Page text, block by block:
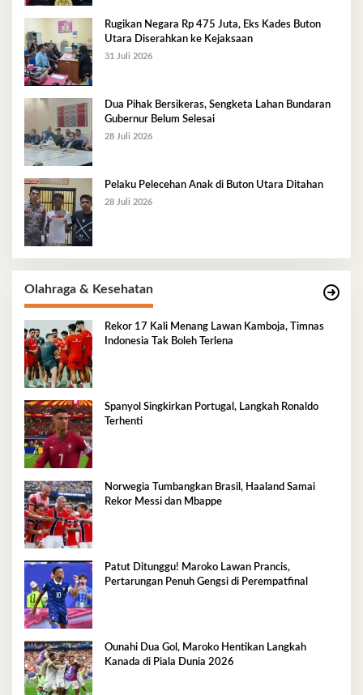
Rugikan Negara Rp 475 Juta, Eks Kades Buton
Utara Diserahkan ke Kejaksaan
31 Juli 2026
Dua Pihak Bersikeras, Sengketa Lahan Bundaran
Gubernur Belum Selesai
28 Juli 2026
Pelaku Pelecehan Anak di Buton Utara Ditahan
28 Juli 2026
Olahraga & Kesehatan
Rekor 17 Kali Menang Lawan Kamboja, Timnas
Indonesia Tak Boleh Terlena
Spanyol Singkirkan Portugal, Langkah Ronaldo
Terhenti
Norwegia Tumbangkan Brasil, Haaland Samai
Rekor Messi dan Mbappe
Patut Ditunggu! Maroko Lawan Prancis,
Pertarungan Penuh Gengsi di Perempatfinal
Ounahi Dua Gol, Maroko Hentikan Langkah
Kanada di Piala Dunia 2026